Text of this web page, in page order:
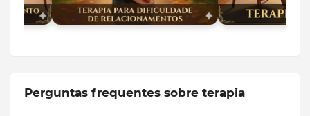
Perguntas frequentes sobre terapia